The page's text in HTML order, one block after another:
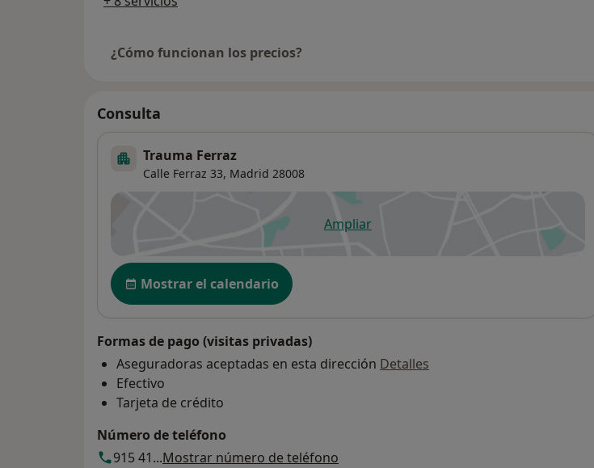
¿Cómo funcionan los precios?
Consulta
Trauma Ferraz
Calle Ferraz 33, Madrid 28008
Ampliarse abre en una nueva pestaña
Disponibilidad
Mostrar el calendario
Formas de pago (visitas privadas)
Aseguradoras aceptadas en esta dirección Detalles
Efectivo
Tarjeta de crédito
Número de teléfono
915 41...Mostrar número de teléfono